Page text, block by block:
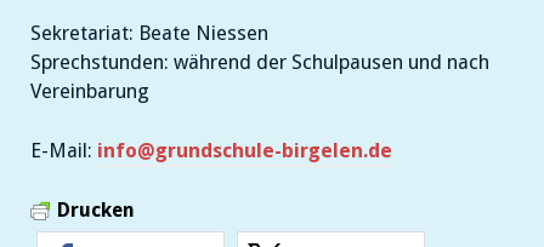
Sekretariat: Beate Niessen
Sprechstunden: während der Schulpausen und nach
Vereinbarung
E-Mail: info@grundschule-birgelen.de
Drucken